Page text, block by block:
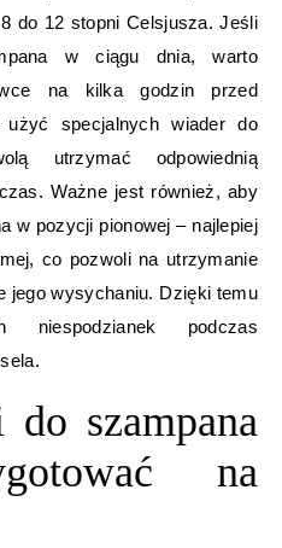
do 12 stopni Celsjusza. Jeśli
w ciągu dnia, warto
na kilka godzin przed
użyć specjalnych wiader do
utrzymać odpowiednią
Ważne jest również, aby
w pozycji pionowej – najlepiej
co pozwoli na utrzymanie
jego wysychaniu. Dzięki temu
niespodzianek podczas
szampana
na